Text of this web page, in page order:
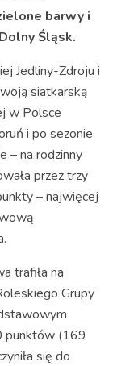
barwy i
Śląsk.
Jedliny-Zdroju i
siatkarską
w Polsce
i po sezonie
– na rodzinny
przez trzy
– najwięcej
trafiła na
Grupy
punktów (169
się do